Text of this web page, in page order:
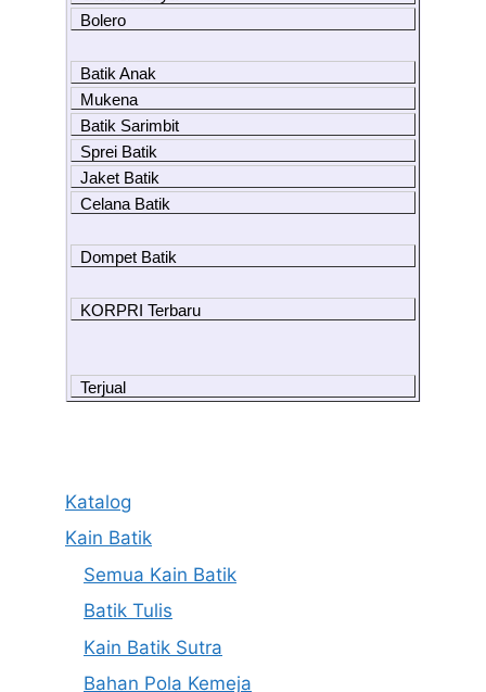
Bolero
Batik Anak
Mukena
Batik Sarimbit
Sprei Batik
Jaket Batik
Celana Batik
Dompet Batik
KORPRI Terbaru
Terjual
Katalog
Kain Batik
Semua Kain Batik
Batik Tulis
Kain Batik Sutra
Bahan Pola Kemeja